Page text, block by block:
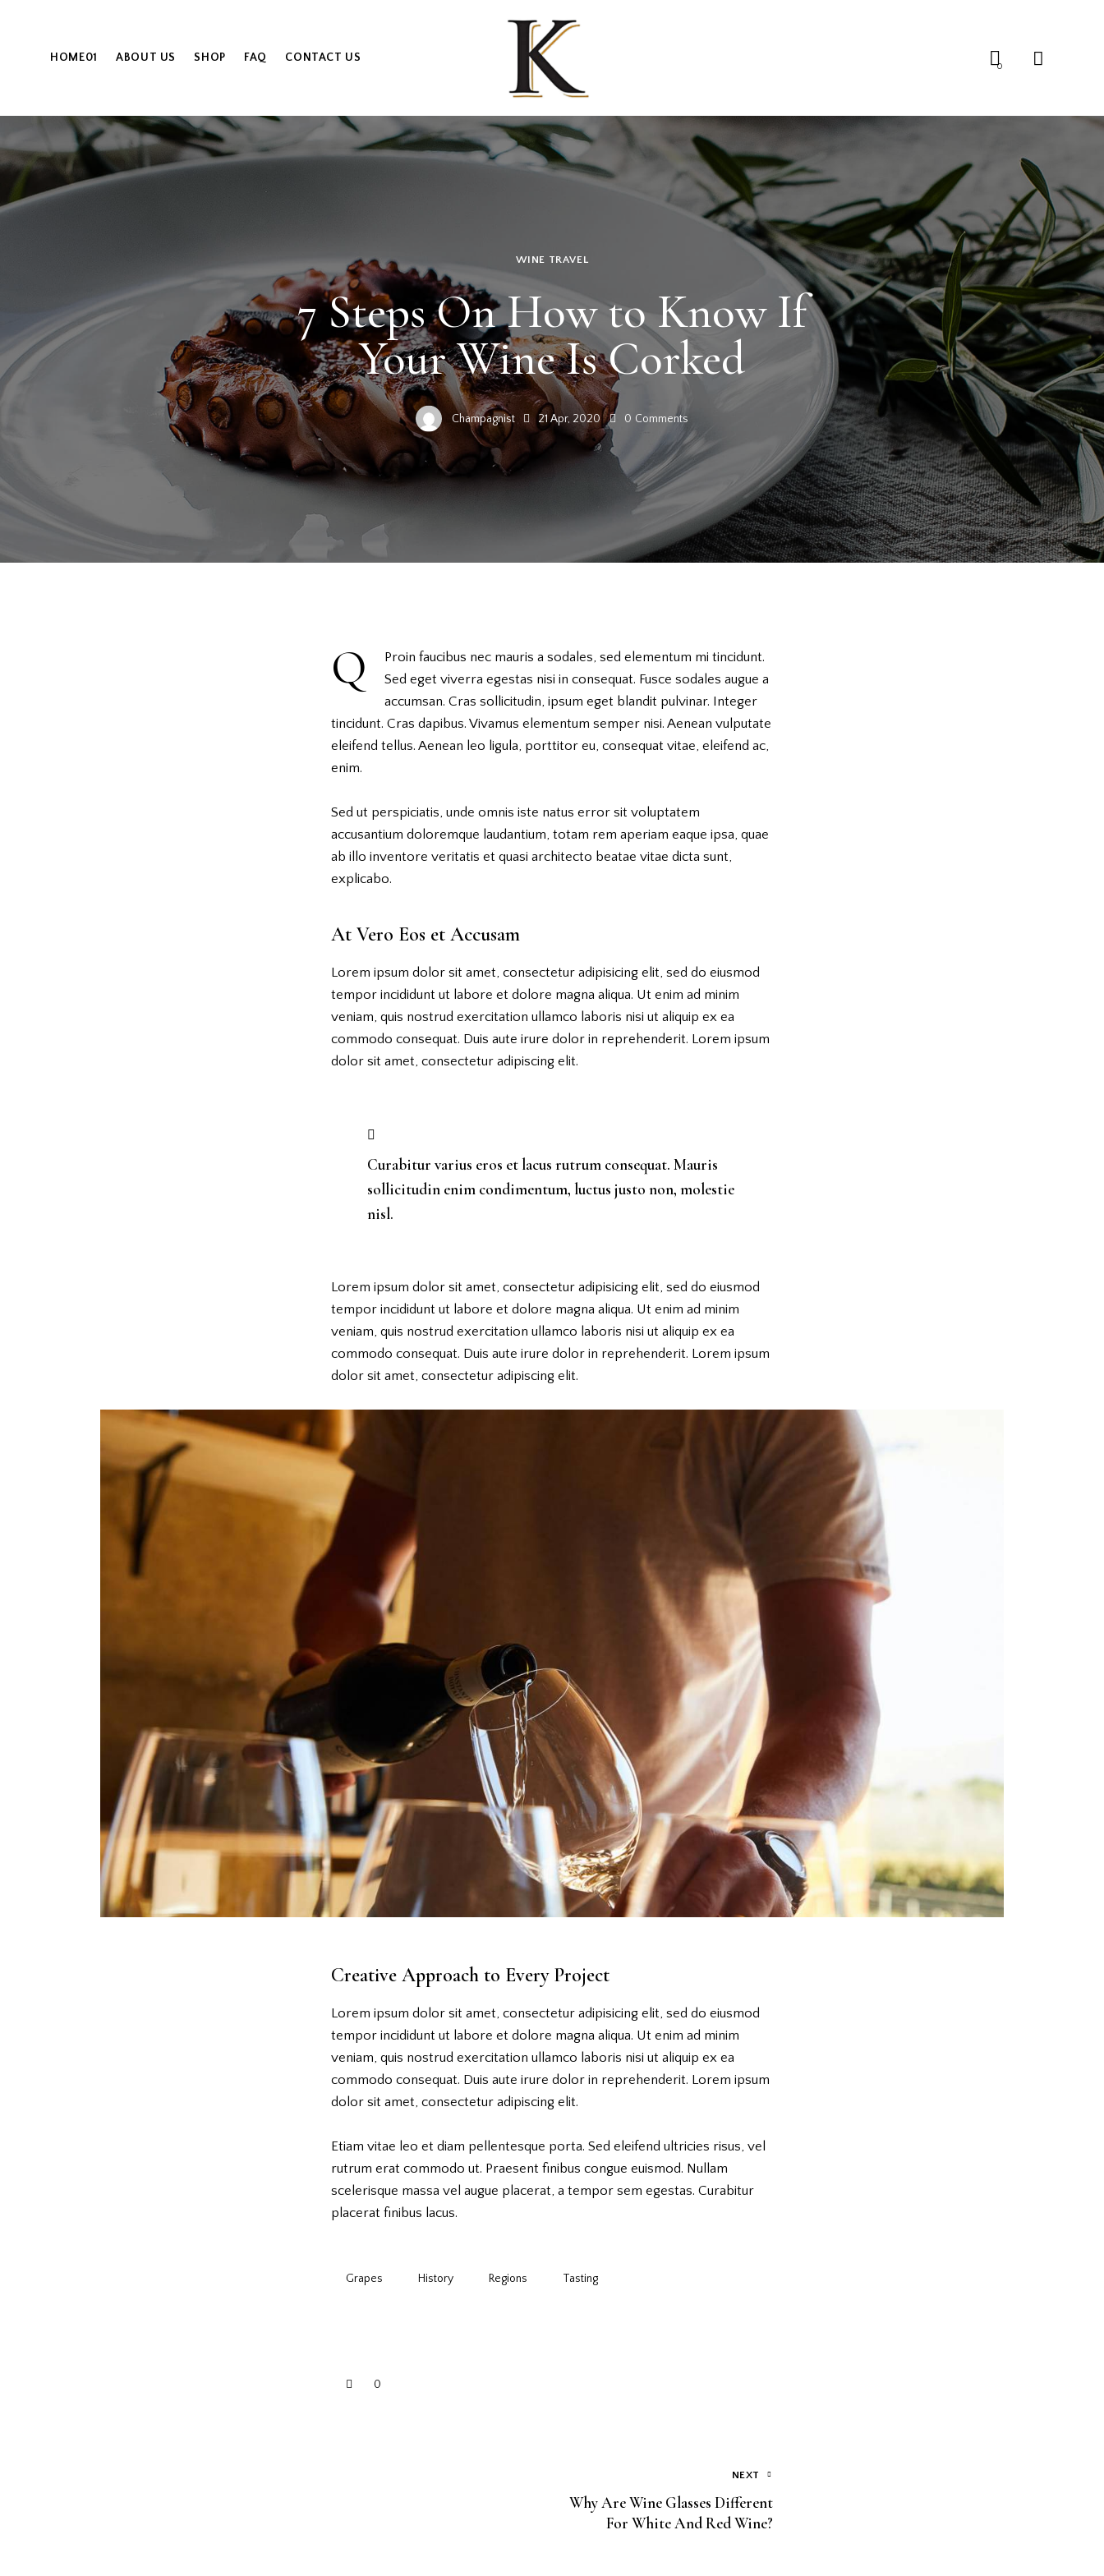
HOME01 ABOUT US SHOP FAQ CONTACT US
0
WINE TRAVEL
7 Steps On How to Know If
Your Wine Is Corked
Champagnist 21 Apr, 2020 0 Comments
Q
Proin faucibus nec mauris a sodales, sed elementum mi tincidunt.
Sed eget viverra egestas nisi in consequat. Fusce sodales augue a
accumsan. Cras sollicitudin, ipsum eget blandit pulvinar. Integer
tincidunt. Cras dapibus. Vivamus elementum semper nisi. Aenean vulputate
eleifend tellus. Aenean leo ligula, porttitor eu, consequat vitae, eleifend ac,
enim.
Sed ut perspiciatis, unde omnis iste natus error sit voluptatem
accusantium doloremque laudantium, totam rem aperiam eaque ipsa, quae
ab illo inventore veritatis et quasi architecto beatae vitae dicta sunt,
explicabo.
At Vero Eos et Accusam
Lorem ipsum dolor sit amet, consectetur adipisicing elit, sed do eiusmod
tempor incididunt ut labore et dolore magna aliqua. Ut enim ad minim
veniam, quis nostrud exercitation ullamco laboris nisi ut aliquip ex ea
commodo consequat. Duis aute irure dolor in reprehenderit. Lorem ipsum
dolor sit amet, consectetur adipiscing elit.
Curabitur varius eros et lacus rutrum consequat. Mauris
sollicitudin enim condimentum, luctus justo non, molestie
nisl.
Lorem ipsum dolor sit amet, consectetur adipisicing elit, sed do eiusmod
tempor incididunt ut labore et dolore magna aliqua. Ut enim ad minim
veniam, quis nostrud exercitation ullamco laboris nisi ut aliquip ex ea
commodo consequat. Duis aute irure dolor in reprehenderit. Lorem ipsum
dolor sit amet, consectetur adipiscing elit.
Creative Approach to Every Project
Lorem ipsum dolor sit amet, consectetur adipisicing elit, sed do eiusmod
tempor incididunt ut labore et dolore magna aliqua. Ut enim ad minim
veniam, quis nostrud exercitation ullamco laboris nisi ut aliquip ex ea
commodo consequat. Duis aute irure dolor in reprehenderit. Lorem ipsum
dolor sit amet, consectetur adipiscing elit.
Etiam vitae leo et diam pellentesque porta. Sed eleifend ultricies risus, vel
rutrum erat commodo ut. Praesent finibus congue euismod. Nullam
scelerisque massa vel augue placerat, a tempor sem egestas. Curabitur
placerat finibus lacus.
Grapes History Regions Tasting
0
NEXT
Why Are Wine Glasses Different
For White And Red Wine?